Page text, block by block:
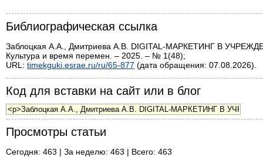
Библиографическая ссылка
Заблоцкая А.А., Дмитриева А.В. DIGITAL-МАРКЕТИНГ В
Культура и время перемен. – 2025. – № 1(48);
URL: timekguki.esrae.ru/ru/65-877 (дата обращения: 07.08.2026).
Код для вставки на сайт или в блог
Просмотры статьи
Сегодня: 463 | За неделю: 463 | Всего: 463